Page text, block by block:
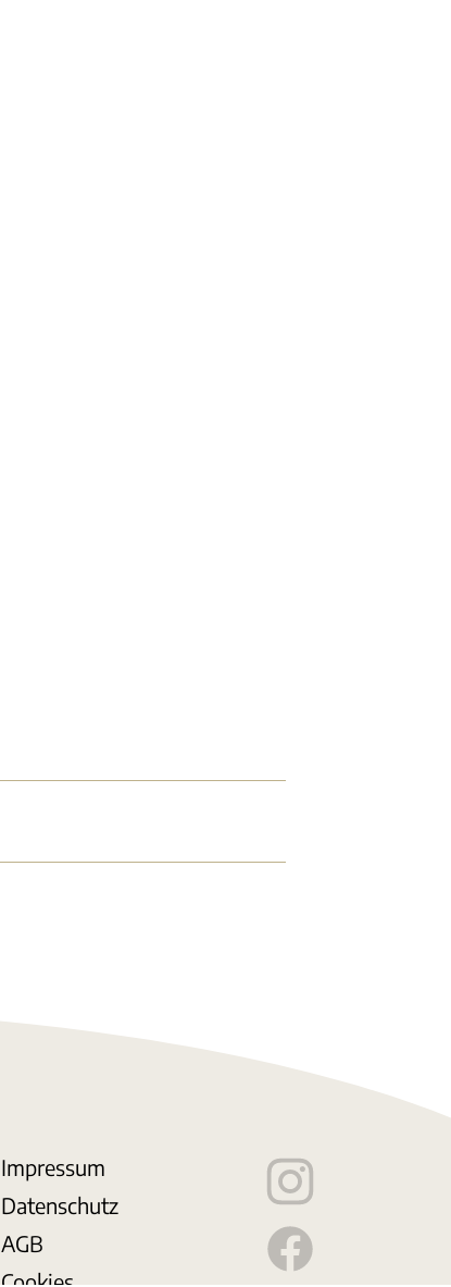
Impressum
Datenschutz
AGB
Cookies